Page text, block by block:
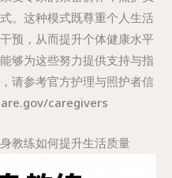
。这种模式既尊重个人生活
预，从而提升个体健康水平
够为这些努力提供支持与指
请参考官方护理与照护者信
caregivers
教练如何提升生活质量